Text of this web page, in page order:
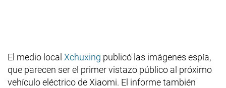
El medio local Xchuxing publicó las imágenes espía,
que parecen ser el primer vistazo público al próximo
vehículo eléctrico de Xiaomi. El informe también